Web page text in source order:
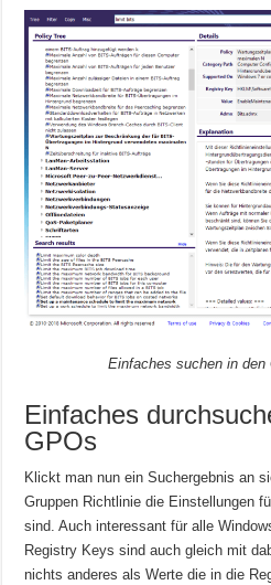
Einfaches suchen in den
Einfaches
GPOs
Klickt man nun ein Suchergebnis an
Gruppen Richtlinie die Einstellungen
sind. Auch interessant für alle
Registry Keys sind auch gleich mit
nichts anderes als Werte die in die